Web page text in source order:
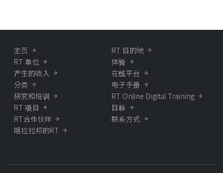
主页
RT 单位
产生的收入
分类
RT 目的地
体验
在线平台
电子手册
研究和培训
RT 项目
RT合作伙伴
喀拉拉邦的RT
RT Online Digital Training
目标
联系方式